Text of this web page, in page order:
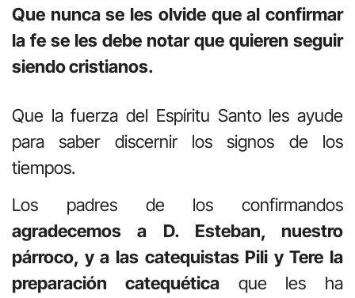
Que nunca se les olvide que al confirmar
la fe se les debe notar que quieren seguir
siendo cristianos.
Que la fuerza del Espíritu Santo les ayude
para saber discernir los signos de los
tiempos.
Los padres de los confirmandos
agradecemos a D. Esteban, nuestro
párroco, y a las catequistas Pili y Tere la
preparación catequéticaque les ha